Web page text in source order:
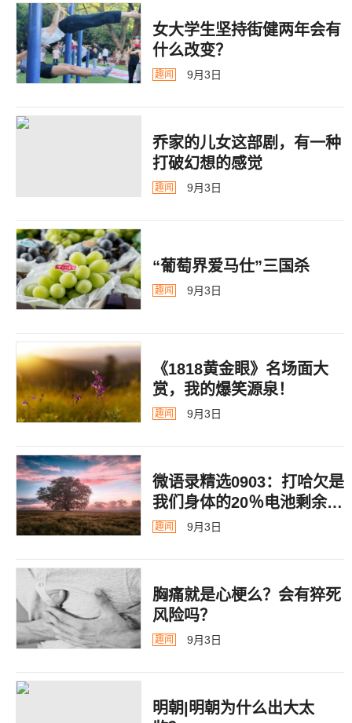
女大学生坚持街健两年会有
什么改变？
趣闻 9月3日
乔家的儿女这部剧，有一种
打破幻想的感觉
趣闻 9月3日
“葡萄界爱马仕”三国杀
趣闻 9月3日
《1818黄金眼》名场面大
赏，我的爆笑源泉！
趣闻 9月3日
微语录精选0903：打哈欠是
我们身体的20％电池剩余警
告
趣闻 9月3日
胸痛就是心梗么？会有猝死
风险吗？
趣闻 9月3日
明朝|明朝为什么出大太